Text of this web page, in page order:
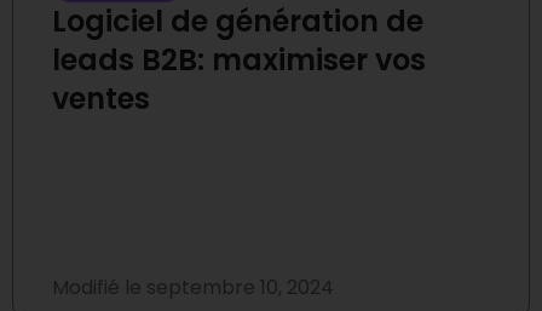
Logiciel de génération de
leads B2B: maximiser vos
ventes
Modifié le septembre 10, 2024